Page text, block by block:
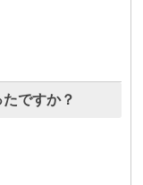
ですか？